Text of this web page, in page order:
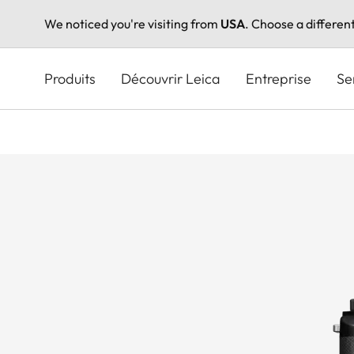
We noticed you're visiting from USA. Choose a
principal
Produits Découvrir Leica Entreprise